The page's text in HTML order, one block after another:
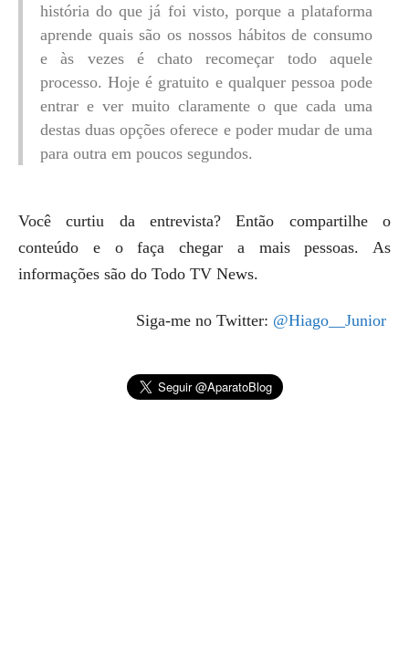
história do que já foi visto, porque a plataforma
aprende quais são os nossos hábitos de consumo
e às vezes é chato recomeçar todo aquele
processo. Hoje é gratuito e qualquer pessoa pode
entrar e ver muito claramente o que cada uma
destas duas opções oferece e poder mudar de uma
para outra em poucos segundos.
Você curtiu da entrevista? Então compartilhe o
conteúdo e o faça chegar a mais pessoas. As
informações são do Todo TV News.
Siga-me no Twitter: @Hiago__Junior